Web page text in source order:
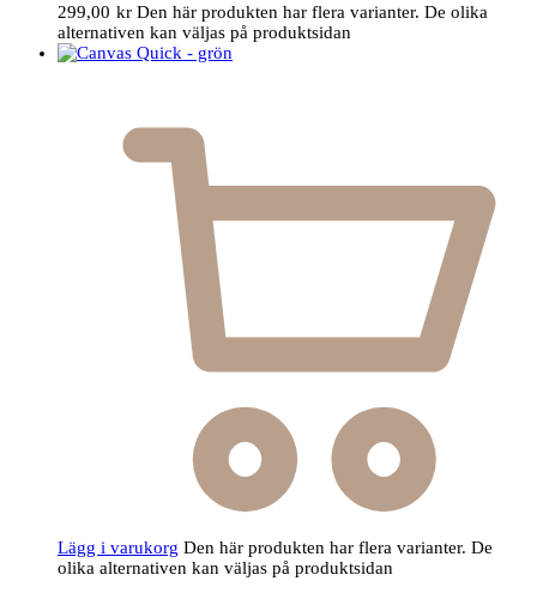
299,00 kr Den här produkten har flera varianter. De olika
alternativen kan väljas på produktsidan
Lägg i varukorg Den här produkten har flera varianter. De
olika alternativen kan väljas på produktsidan